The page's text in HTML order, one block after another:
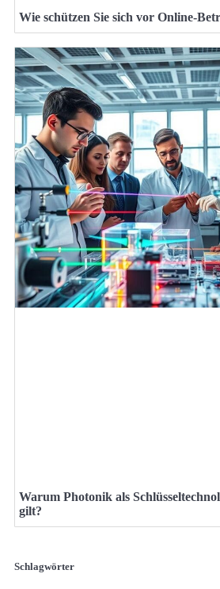
Wie schützen Sie sich vor Online-
Warum Photonik als
gilt?
Schlagwörter